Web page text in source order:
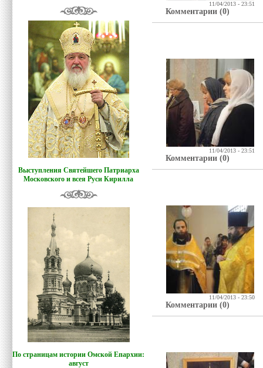
Выступления Святейшего Патриарха
Московского и всея Руси Кирилла
По страницам истории Омской Епархии:
август
11/04/2013 - 23:51
Комментарии (0)
11/04/2013 - 23:51
Комментарии (0)
11/04/2013 - 23:50
Комментарии (0)